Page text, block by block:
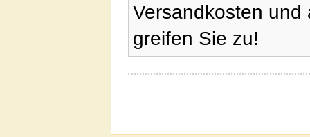
Versandkosten und
greifen Sie zu!